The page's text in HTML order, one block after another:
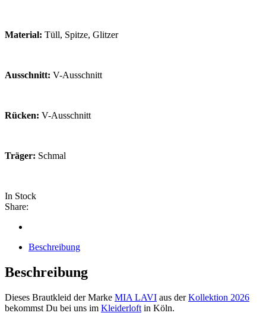
Material: Tüll, Spitze, Glitzer
Ausschnitt: V-Ausschnitt
Rücken: V-Ausschnitt
Träger: Schmal
In Stock
Share:
Beschreibung
Beschreibung
Dieses Brautkleid der Marke MIA LAVI aus derKollektion 2026
bekommst Du bei uns im Kleiderloft in Köln.